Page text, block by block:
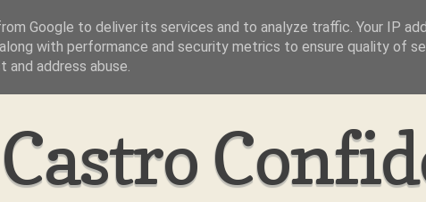
Somos ??
Castro
Google to deliver its services and to analyze traffic. Your IP
with performance and security metrics to ensure quality of
address abuse.